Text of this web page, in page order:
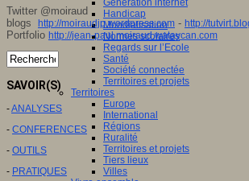
Génération internet
Handicap
Mondialisation
Normes scolaires
Regards sur l’Ecole
Santé
Société connectée
Territoires et projets
Territoires
Europe
International
Régions
Ruralité
Territoires et projets
Tiers lieux
Villes
Twitter @moiraud
blogs
http://moiraudjp.wordpress.com - http://
Portfolio http://jean-paul.moiraud.wataycan.com
SAVOIR(S)
-ANALYSES
- CONFERENCES
- OUTILS
- PRATIQUES